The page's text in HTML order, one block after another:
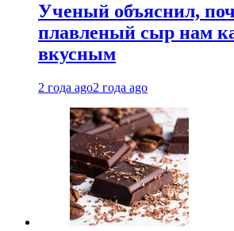
Ученый объяснил,
плавленый сыр нам
вкусным
2 года ago2 года ago